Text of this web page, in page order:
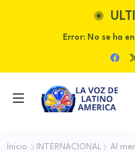
Error:No se ha
Inicio INTERNACIONAL
Al